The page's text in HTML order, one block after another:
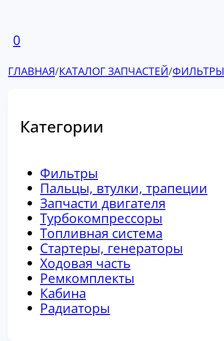
0
ГЛАВНАЯ/КАТАЛОГ ЗАПЧАСТЕЙ/ФИЛЬТРЫ
Категории
Фильтры
Пальцы, втулки, трапеции
Запчасти двигателя
Турбокомпрессоры
Топливная система
Стартеры, генераторы
Ходовая часть
Ремкомплекты
Кабина
Радиаторы